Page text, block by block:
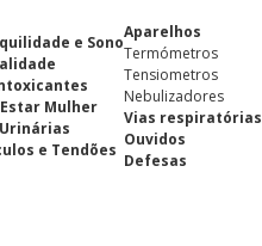
e Sono
Mulher
e Tendões
Aparelhos
Termómetros
Tensiometros
Nebulizadores
Vias respiratórias
Ouvidos
Defesas